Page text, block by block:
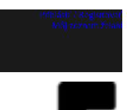
Prihlásiť / Registrovať
Môj zoznam želaní